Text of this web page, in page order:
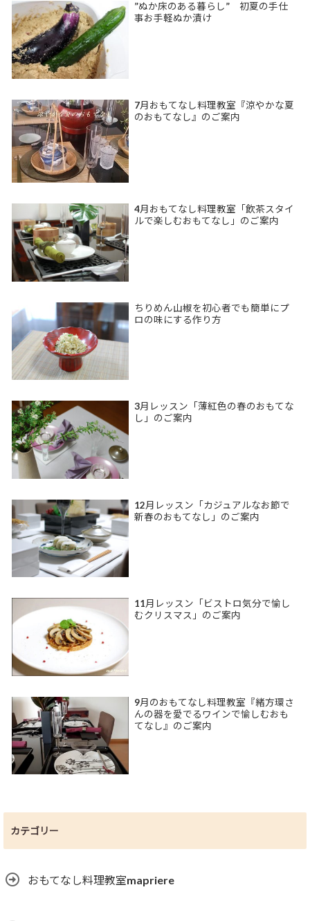
”ぬか床のある暮らし” 初夏の手仕
事お手軽ぬか漬け
7月おもてなし料理教室『涼やかな夏
のおもてなし』のご案内
4月おもてなし料理教室「飲茶スタイ
ルで楽しむおもてなし」のご案内
ちりめん山椒を初心者でも簡単にプ
ロの味にする作り方
3月レッスン「薄紅色の春のおもてな
し」のご案内
12月レッスン「カジュアルなお節で
新春のおもてなし」のご案内
11月レッスン「ビストロ気分で愉し
むクリスマス」のご案内
9月のおもてなし料理教室『緒方環さ
んの器を愛でるワインで愉しむおも
てなし』のご案内
カテゴリー
おもてなし料理教室mapriere